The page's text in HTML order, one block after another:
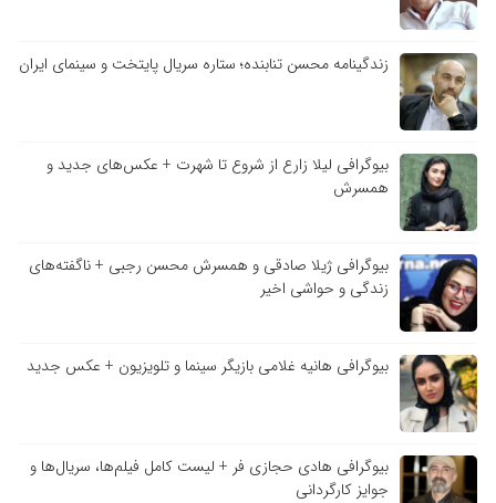
زندگینامه محسن تنابنده؛ ستاره سریال پایتخت و سینمای ایران
بیوگرافی لیلا زارع از شروع تا شهرت + عکس‌های جدید و
همسرش
بیوگرافی ژیلا صادقی و همسرش محسن رجبی + ناگفته‌های
زندگی و حواشی اخیر
بیوگرافی هانیه غلامی بازیگر سینما و تلویزیون + عکس جدید
بیوگرافی هادی حجازی فر + لیست کامل فیلم‌ها، سریال‌ها و
جوایز کارگردانی